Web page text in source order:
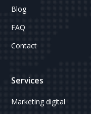
Blog
FAQ
Contact
Services
Marketing digital